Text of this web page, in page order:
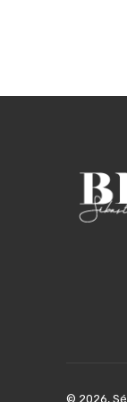
© 2026,